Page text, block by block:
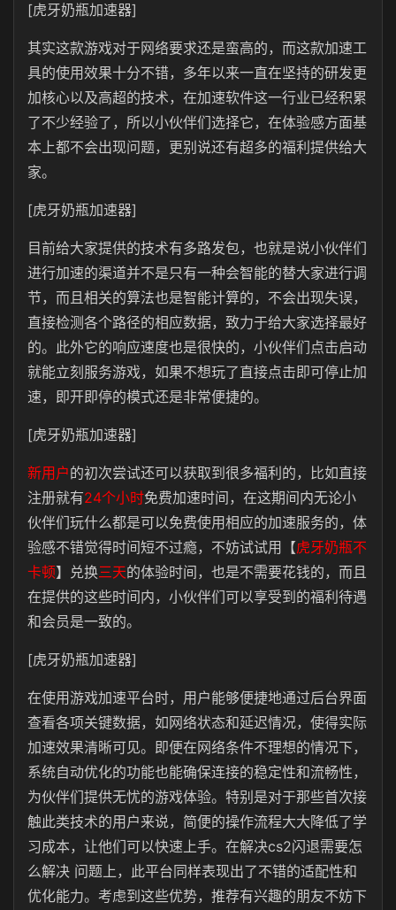
[虎牙奶瓶加速器]
其实这款游戏对于网络要求还是蛮高的，而这款加速工
具的使用效果十分不错，多年以来一直在坚持的研发更
加核心以及高超的技术，在加速软件这一行业已经积累
了不少经验了，所以小伙伴们选择它，在体验感方面基
本上都不会出现问题，更别说还有超多的福利提供给大
家。
[虎牙奶瓶加速器]
目前给大家提供的技术有多路发包，也就是说小伙伴们
进行加速的渠道并不是只有一种会智能的替大家进行调
节，而且相关的算法也是智能计算的，不会出现失误，
直接检测各个路径的相应数据，致力于给大家选择最好
的。此外它的响应速度也是很快的，小伙伴们点击启动
就能立刻服务游戏，如果不想玩了直接点击即可停止加
速，即开即停的模式还是非常便捷的。
[虎牙奶瓶加速器]
新用户的初次尝试还可以获取到很多福利的，比如直接
注册就有24个小时免费加速时间，在这期间内无论小
伙伴们玩什么都是可以免费使用相应的加速服务的，体
验感不错觉得时间短不过瘾，不妨试试用【虎牙奶瓶不
卡顿】兑换三天的体验时间，也是不需要花钱的，而且
在提供的这些时间内，小伙伴们可以享受到的福利待遇
和会员是一致的。
[虎牙奶瓶加速器]
在使用游戏加速平台时，用户能够便捷地通过后台界面
查看各项关键数据，如网络状态和延迟情况，使得实际
加速效果清晰可见。即便在网络条件不理想的情况下，
系统自动优化的功能也能确保连接的稳定性和流畅性，
为伙伴们提供无忧的游戏体验。特别是对于那些首次接
触此类技术的用户来说，简便的操作流程大大降低了学
习成本，让他们可以快速上手。在解决cs2闪退需要怎
么解决 问题上，此平台同样表现出了不错的适配性和
优化能力。考虑到这些优势，推荐有兴趣的朋友不妨下